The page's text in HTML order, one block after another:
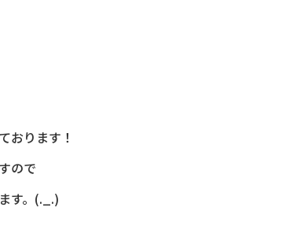
おります！
ので
す。(._.)